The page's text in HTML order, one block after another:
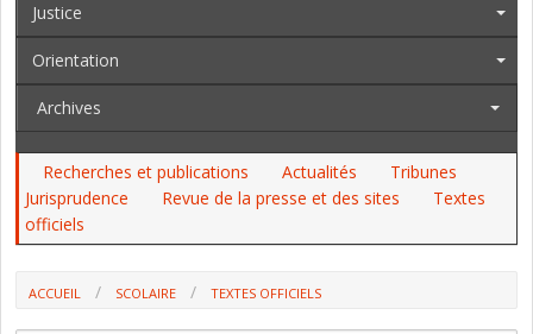
Justice
Orientation
Archives
Recherches et publications Actualités
Tribunes
Jurisprudence
Revue de la presse et des sites
Textes
officiels
ACCUEIL SCOLAIRE
TEXTES OFFICIELS